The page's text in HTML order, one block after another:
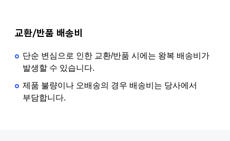
교환/반품 배송비
단순 변심으로 인한 교환/반품 시에는 왕복 배송비가
발생할 수 있습니다.
제품 불량이나 오배송의 경우 배송비는 당사에서
부담합니다.